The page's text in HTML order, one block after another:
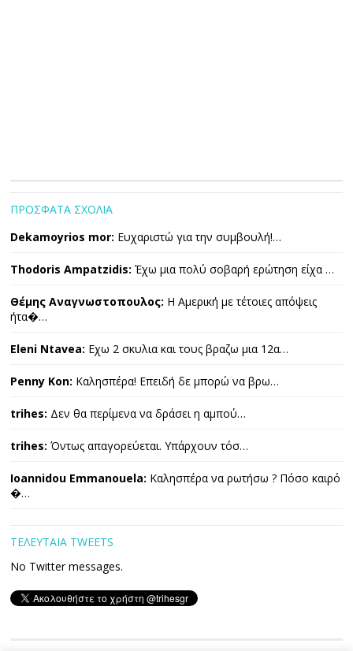
ΠΡΟΣΦΑΤΑ ΣΧΟΛΙΑ
Dekamoyrios mor: Ευχαριστώ για την συμβουλή!…
Thodoris Ampatzidis: Έχω μια πολύ σοβαρή ερώτηση είχα …
Θέμης Αναγνωστοπουλος: Η Αμερική με τέτοιες απόψεις
ήτα�…
Eleni Ntavea: Εχω 2 σκυλια και τους βραζω μια 12α…
Penny Kon: Καλησπέρα! Επειδή δε μπορώ να βρω…
trihes: Δεν θα περίμενα να δράσει η αμπού…
trihes: Όντως απαγορεύεται. Υπάρχουν τόσ…
Ioannidou Emmanouela: Καλησπέρα να ρωτήσω ? Πόσο καιρό
�…
ΤΕΛΕΥΤΑΙΑ TWEETS
No Twitter messages.